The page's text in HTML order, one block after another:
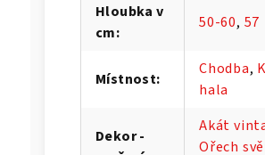
Hloubka v
cm:
50-60, 57
Místnost:
Chodba,
hala
Dekor -
Akát
Ořech